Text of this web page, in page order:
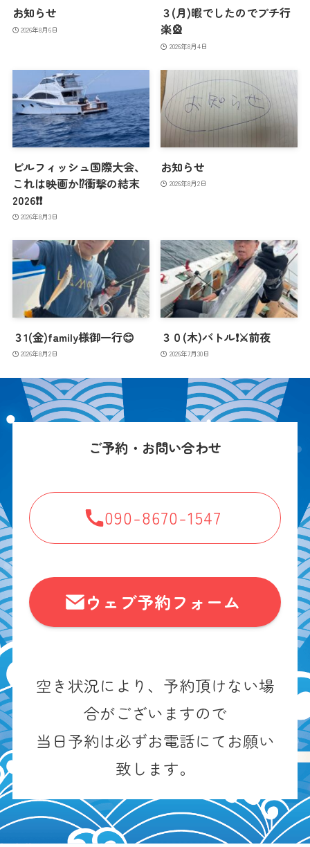
お知らせ
2026年8月6日
３(月)暇でしたのでプチ行
楽🎡
2026年8月4日
ビルフィッシュ国際大会、
これは映画か⁉️衝撃の結末
2026❗️❗️
2026年8月3日
お知らせ
2026年8月2日
３1(金)family様御一行😊
2026年8月2日
３０(木)バトル❗️⚔️前夜
2026年7月30日
ご予約・お問い合わせ
090-8670-1547
ウェブ予約フォーム
空き状況により、予約頂けない場
合がございますので
当日予約は必ずお電話にてお願い
致します。